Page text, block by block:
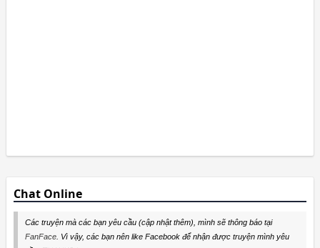
Chat Online
Các truyện mà các bạn yêu cầu (cập nhật thêm), mình sẽ thông báo tại
FanFace. Vì vậy, các bạn nên like Facebook để nhận được truyện mình yêu